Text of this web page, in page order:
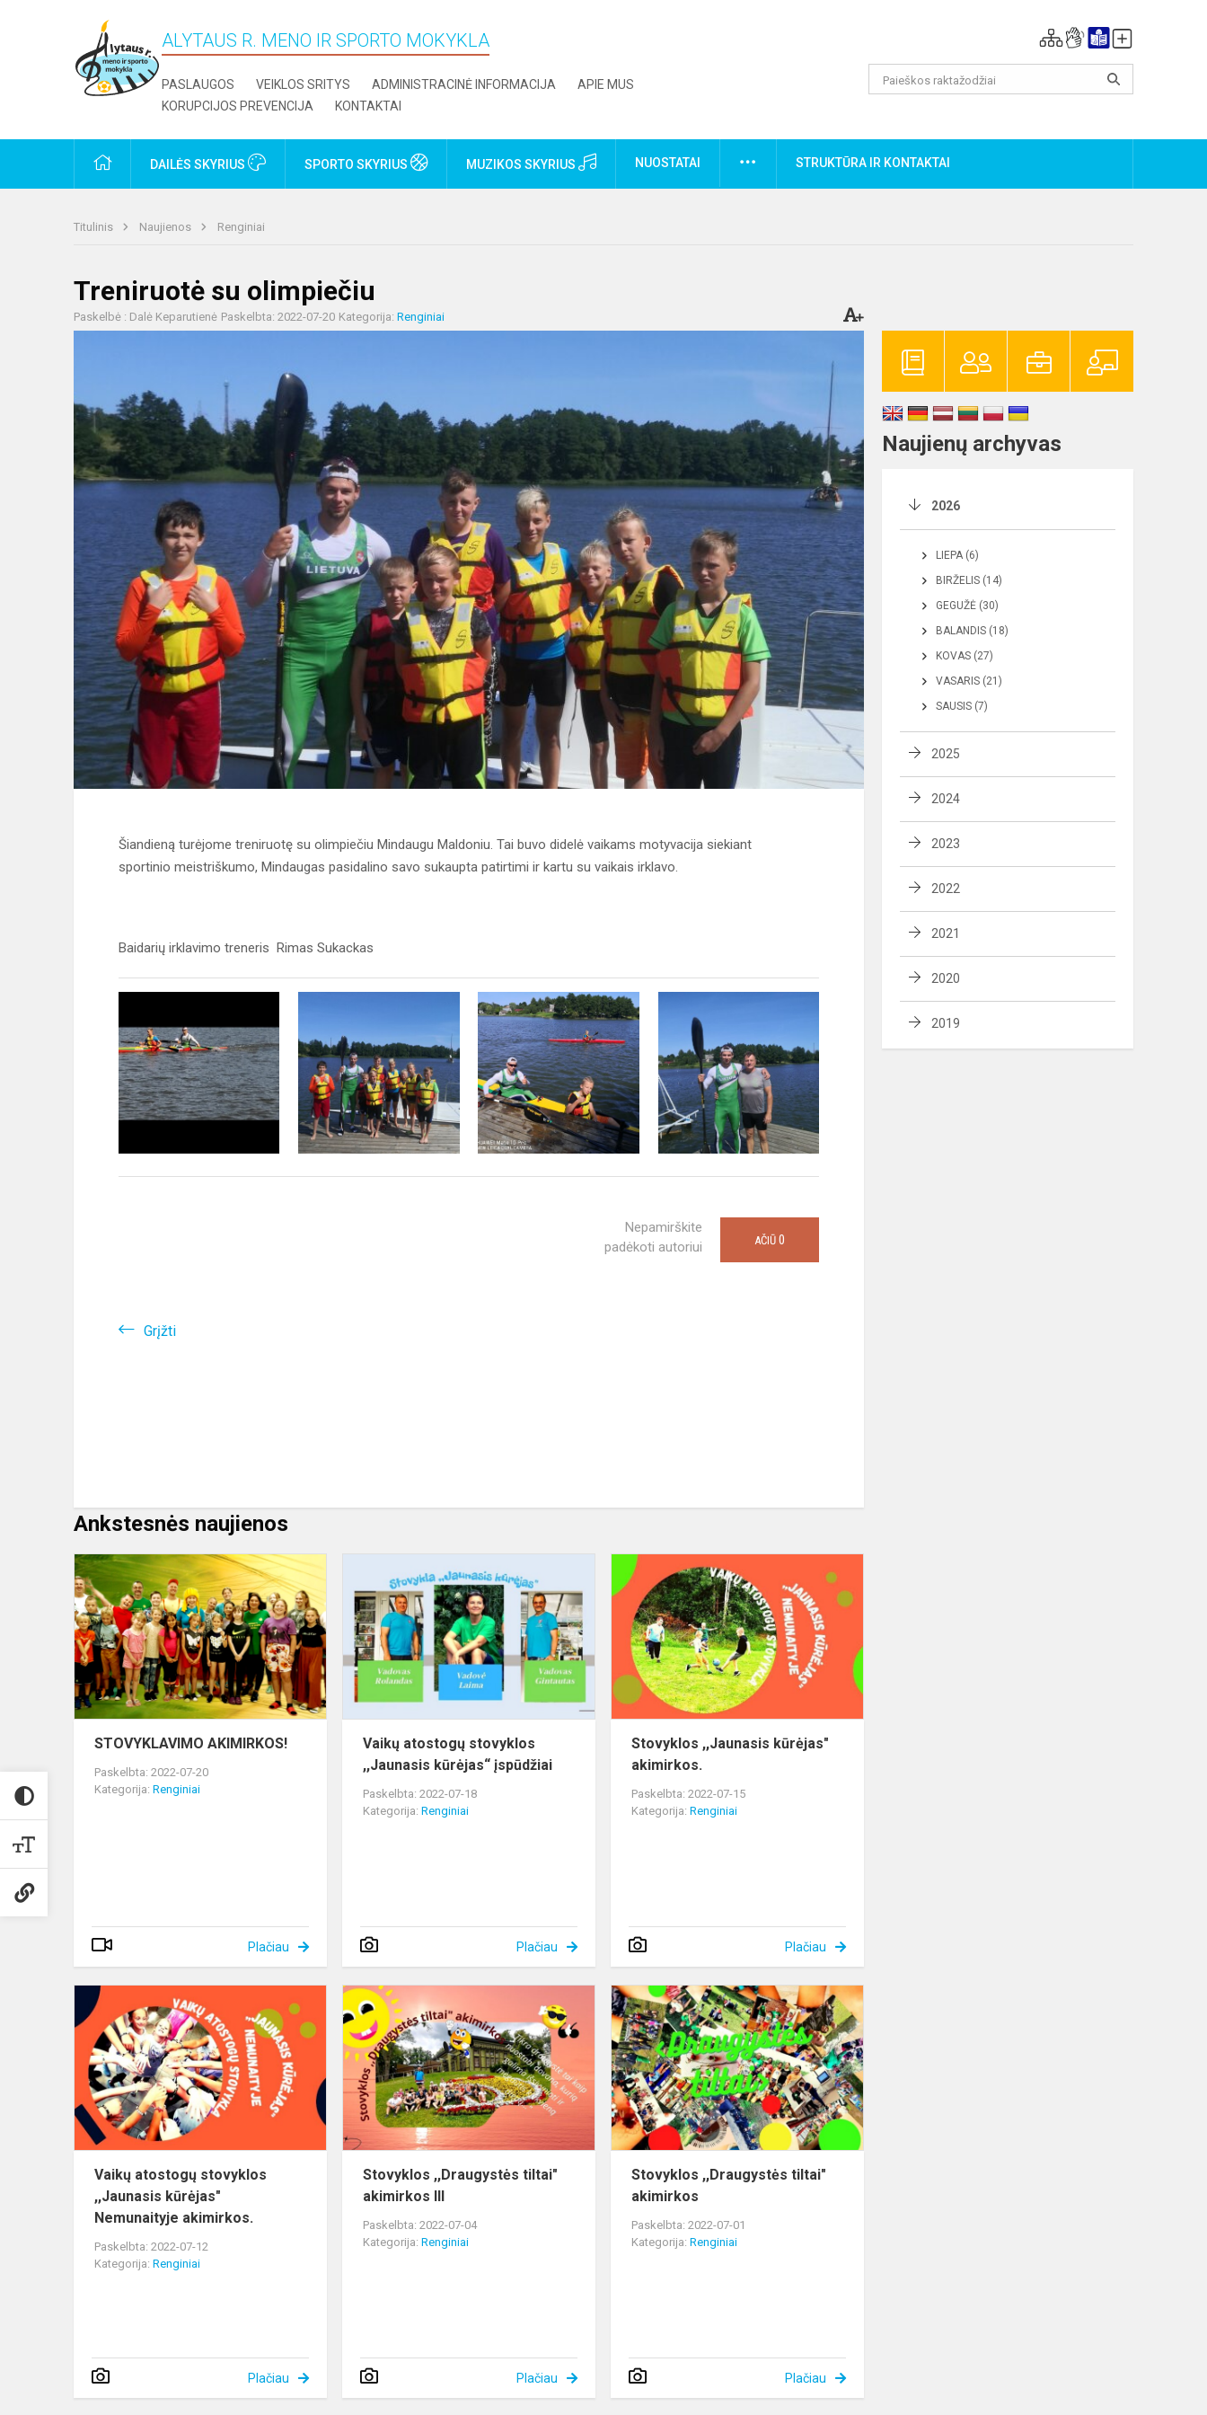
ALYTAUS R. MENO IR SPORTO MOKYKLA
PASLAUGOS VEIKLOS SRITYS ADMINISTRACINĖ INFORMACIJA
APIE MUS
KORUPCIJOS PREVENCIJA
KONTAKTAI
PRADŽIADAILĖS SKYRIUS SPORTO SKYRIUS MUZIKOS SKYRIUS NUOSTATAI STRUKTŪRA IR KONTAKTAI
Titulinis Naujienos Renginiai
Treniruotė su olimpiečiu
Paskelbė : Dalė Keparutienė Paskelbta: 2022-07-20 Kategorija: Renginiai
Šiandieną turėjome treniruotę su olimpiečiu Mindaugu Maldoniu. Tai buvo didelė vaikams motyvacija siekiant
sportinio meistriškumo, Mindaugas pasidalino savo sukaupta patirtimi ir kartu su vaikais irklavo.
Baidarių irklavimo treneris Rimas Sukackas
Nepamirškite
padėkoti autoriui
AČIŪ 0
Grįžti
Ankstesnės naujienos
AKIMIRKOS!
STOVYKLAVIMO AKIMIRKOS!
Paskelbta: 2022-07-20
Kategorija: Renginiai
Plačiau
atostogų
stovyklos
,,Jaunasis
kūrėjas“
įspūdžiai
Vaikų atostogų stovyklos
,,Jaunasis kūrėjas“ įspūdžiai
Paskelbta: 2022-07-18
Kategorija:Renginiai
Plačiau
Stovyklos ,,Jaunasis kūrėjas"
akimirkos.
Paskelbta: 2022-07-15
Kategorija:Renginiai
Plačiau
Vaikų
atostogų
stovyklos
,,Jaunasis
kūrėjas"
Nemunaityje
ak...
Vaikų atostogų stovyklos
,,Jaunasis kūrėjas"
Nemunaityje akimirkos.
Paskelbta: 2022-07-12
Kategorija: Renginiai
Plačiau
Stovyklos
,,Draugystės
tiltai"
akimirkos
Stovyklos ,,Draugystės tiltai"
akimirkos III
Paskelbta: 2022-07-04
Kategorija:Renginiai
Plačiau
Stovyklos
tiltai"
akimirkos
Stovyklos ,,Draugystės tiltai"
akimirkos
Paskelbta: 2022-07-01
Kategorija:Renginiai
Plačiau
Naujienų archyvas
2026
LIEPA (6)
BIRŽELIS (14)
GEGUŽĖ (30)
BALANDIS (18)
KOVAS (27)
VASARIS (21)
SAUSIS (7)
2025
2024
2023
2022
2021
2020
2019